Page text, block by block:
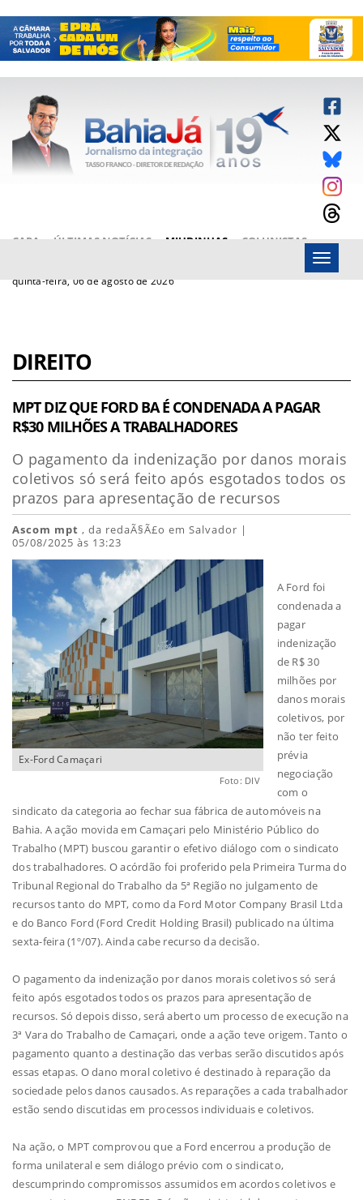
CAPA ÚLTIMAS NOTÍCIAS MIUDINHAS
COLUNISTAS
quinta-feira, 06 de agosto de 2026
Menu
DIREITO
MPT DIZ QUE FORD BA É CONDENADA A PAGAR
R$30 MILHÕES A TRABALHADORES
O pagamento da indenização por danos morais
coletivos só será feito após esgotados todos os
prazos para apresentação de recursos
Ascom mpt , da redaÃ§Ã£o em Salvador |
05/08/2025 às 13:23
Ex-Ford Camaçari
Foto: DIV
A Ford foi
condenada a
pagar
indenização
de R$ 30
milhões por
danos morais
coletivos, por
não ter feito
prévia
negociação
com o
sindicato da categoria ao fechar sua fábrica de automóveis na
Bahia. A ação movida em Camaçari pelo Ministério Público do
Trabalho (MPT) buscou garantir o efetivo diálogo com o sindicato
dos trabalhadores. O acórdão foi proferido pela Primeira Turma do
Tribunal Regional do Trabalho da 5ª Região no julgamento de
recursos tanto do MPT, como da Ford Motor Company Brasil Ltda
e do Banco Ford (Ford Credit Holding Brasil) publicado na última
sexta-feira (1º/07). Ainda cabe recurso da decisão.
O pagamento da indenização por danos morais coletivos só será
feito após esgotados todos os prazos para apresentação de
recursos. Só depois disso, será aberto um processo de execução na
3ª Vara do Trabalho de Camaçari, onde a ação teve origem. Tanto o
pagamento quanto a destinação das verbas serão discutidos após
essas etapas. O dano moral coletivo é destinado à reparação da
sociedade pelos danos causados. As reparações a cada trabalhador
estão sendo discutidas em processos individuais e coletivos.
Na ação, o MPT comprovou que a Ford encerrou a produção de
forma unilateral e sem diálogo prévio com o sindicato,
descumprindo compromissos assumidos em acordos coletivos e